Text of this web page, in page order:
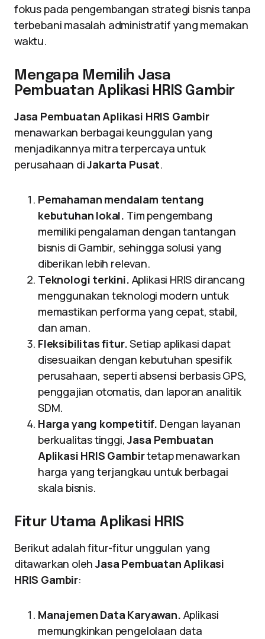
fokus pada pengembangan strategi bisnis tanpa
terbebani masalah administratif yang memakan
waktu.
Mengapa Memilih Jasa
Pembuatan Aplikasi HRIS Gambir
Jasa Pembuatan Aplikasi HRIS Gambir
menawarkan berbagai keunggulan yang
menjadikannya mitra terpercaya untuk
perusahaan diJakarta Pusat.
Pemahaman mendalam tentang
kebutuhan lokal. Tim pengembang
memiliki pengalaman dengan tantangan
bisnis di Gambir, sehingga solusi yang
diberikan lebih relevan.
Teknologi terkini. Aplikasi HRIS dirancang
menggunakan teknologi modern untuk
memastikan performa yang cepat, stabil,
dan aman.
Fleksibilitas fitur.Setiap aplikasi dapat
disesuaikan dengan kebutuhan spesifik
perusahaan, seperti absensi berbasis GPS,
penggajian otomatis, dan laporan analitik
SDM.
Harga yang kompetitif. Dengan layanan
berkualitas tinggi,Jasa Pembuatan
Aplikasi HRIS Gambirtetap menawarkan
harga yang terjangkau untuk berbagai
skala bisnis.
Fitur Utama Aplikasi HRIS
Berikut adalah fitur-fitur unggulan yang
ditawarkan olehJasa Pembuatan Aplikasi
HRIS Gambir:
Manajemen Data Karyawan. Aplikasi
memungkinkan pengelolaan data